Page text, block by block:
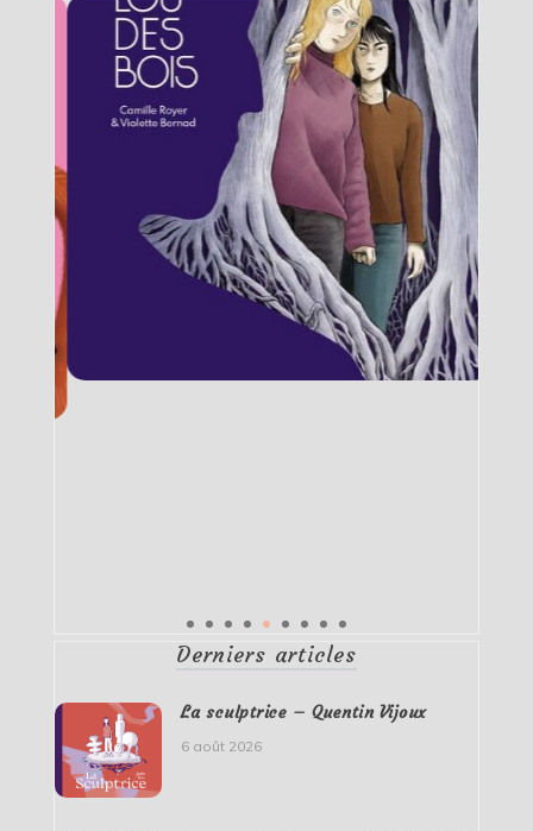
Derniers articles
La sculptrice – Quentin Vijoux
6 août 2026